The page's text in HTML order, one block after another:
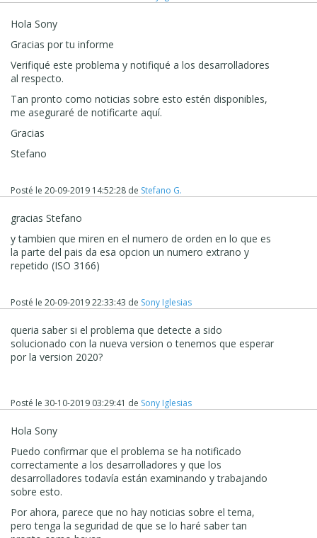
Hola Sony
Gracias por tu informe
Verifiqué este problema y notifiqué a los desarrolladores
al respecto.
Tan pronto como noticias sobre esto estén disponibles,
me aseguraré de notificarte aquí.
Gracias
Stefano
Posté le 20-09-2019 14:52:28 de Stefano G.
gracias Stefano
y tambien que miren en el numero de orden en lo que es
la parte del pais da esa opcion un numero extrano y
repetido (ISO 3166)
Posté le 20-09-2019 22:33:43 de Sony Iglesias
queria saber si el problema que detecte a sido
solucionado con la nueva version o tenemos que esperar
por la version 2020?
Posté le 30-10-2019 03:29:41 de Sony Iglesias
Hola Sony
Puedo confirmar que el problema se ha notificado
correctamente a los desarrolladores y que los
desarrolladores todavía están examinando y trabajando
sobre esto.
Por ahora, parece que no hay noticias sobre el tema,
pero tenga la seguridad de que se lo haré saber tan